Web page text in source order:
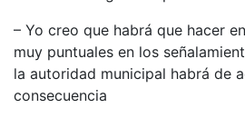
– Yo creo que habrá que hacer
muy puntuales en los
la autoridad municipal habrá de
consecuencia